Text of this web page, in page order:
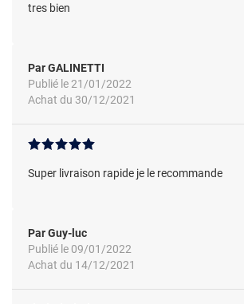
tres bien
Par GALINETTI
Publié le 21/01/2022
Achat du 30/12/2021
Super livraison rapide je le recommande
Par Guy-luc
Publié le 09/01/2022
Achat du 14/12/2021